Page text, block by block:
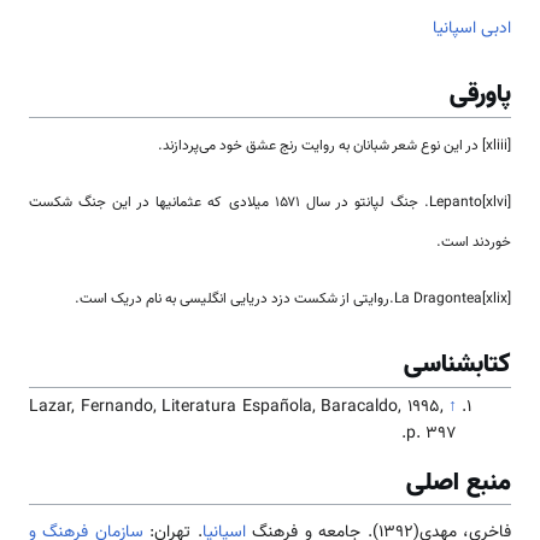
ادبی اسپانیا
پاورقی
[xliii] در این نوع شعر شبانان به روایت رنج عشق خود می‌پردازند.
[xlvi]Lepanto. جنگ لپانتو در سال ۱۵۷۱ میلادی که عثمانیها در این جنگ شکست
خوردند است.
La Dragontea[xlix].روایتی از شکست دزد دریایی انگلیسی به نام دریک است.
کتابشناسی
↑
Lazar, Fernando, Literatura Española, Baracaldo, 1995,
p. 397.
منبع اصلی
فاخری، مهدی(1392). جامعه و فرهنگ اسپانیا. تهران: سازمان فرهنگ و